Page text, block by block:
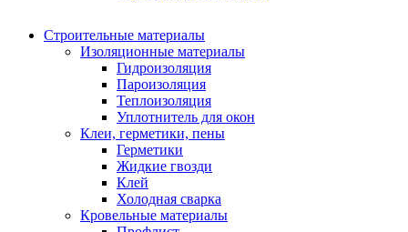
Строительные материалы
Изоляционные материалы
Гидроизоляция
Пароизоляция
Теплоизоляция
Уплотнитель для окон
Клеи, герметики, пены
Герметики
Жидкие гвозди
Клей
Холодная сварка
Кровельные материалы